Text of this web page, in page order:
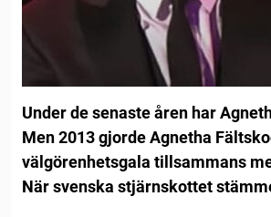
Under de senaste åren har
Men 2013 gjorde Agnetha
välgörenhetsgala tillsammans
När svenska stjärnskottet